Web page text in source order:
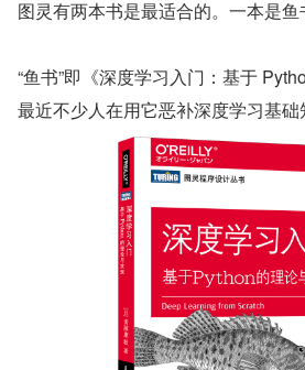
图灵有两本书是最适合的。一本是鱼
“鱼书”即《深度学习入门：基于
最近不少人在用它恶补深度学习基础